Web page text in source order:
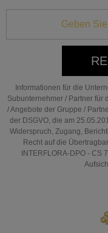
Informationen für die
Subunternehmer / Partner für
/ Angebote der Gruppe /
der DSGVO, die am
Widerspruch, Zugang,
Recht auf die
INTERFLORA-DPO - CS